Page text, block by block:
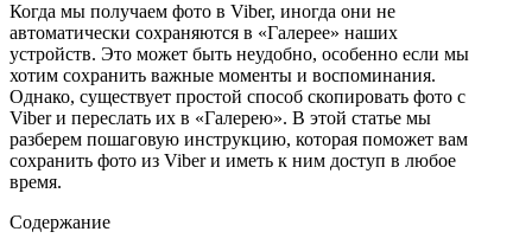
Когда мы получаем фото в Viber, иногда они не
автоматически сохраняются в «Галерее» наших
устройств. Это может быть неудобно, особенно если мы
хотим сохранить важные моменты и воспоминания.
Однако, существует простой способ скопировать фото с
Viber и переслать их в «Галерею». В этой статье мы
разберем пошаговую инструкцию, которая поможет вам
сохранить фото из Viber и иметь к ним доступ в любое
время.
Содержание